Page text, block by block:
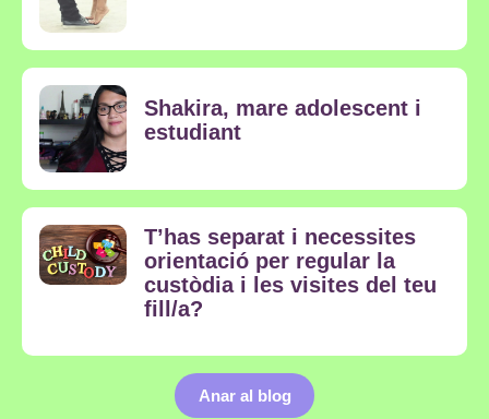
Shakira, mare adolescent i
estudiant
T’has separat i necessites
orientació per regular la
custòdia i les visites del teu
fill/a?
Anar al blog